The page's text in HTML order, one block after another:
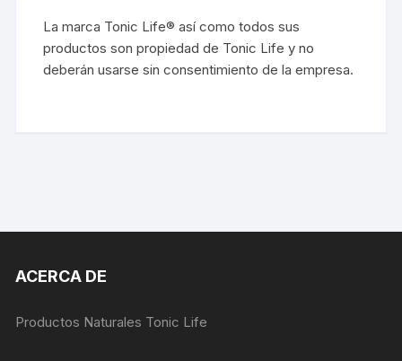
La marca Tonic Life® así como todos sus
productos son propiedad de Tonic Life y no
deberán usarse sin consentimiento de la empresa.
ACERCA DE
Productos Naturales Tonic Life